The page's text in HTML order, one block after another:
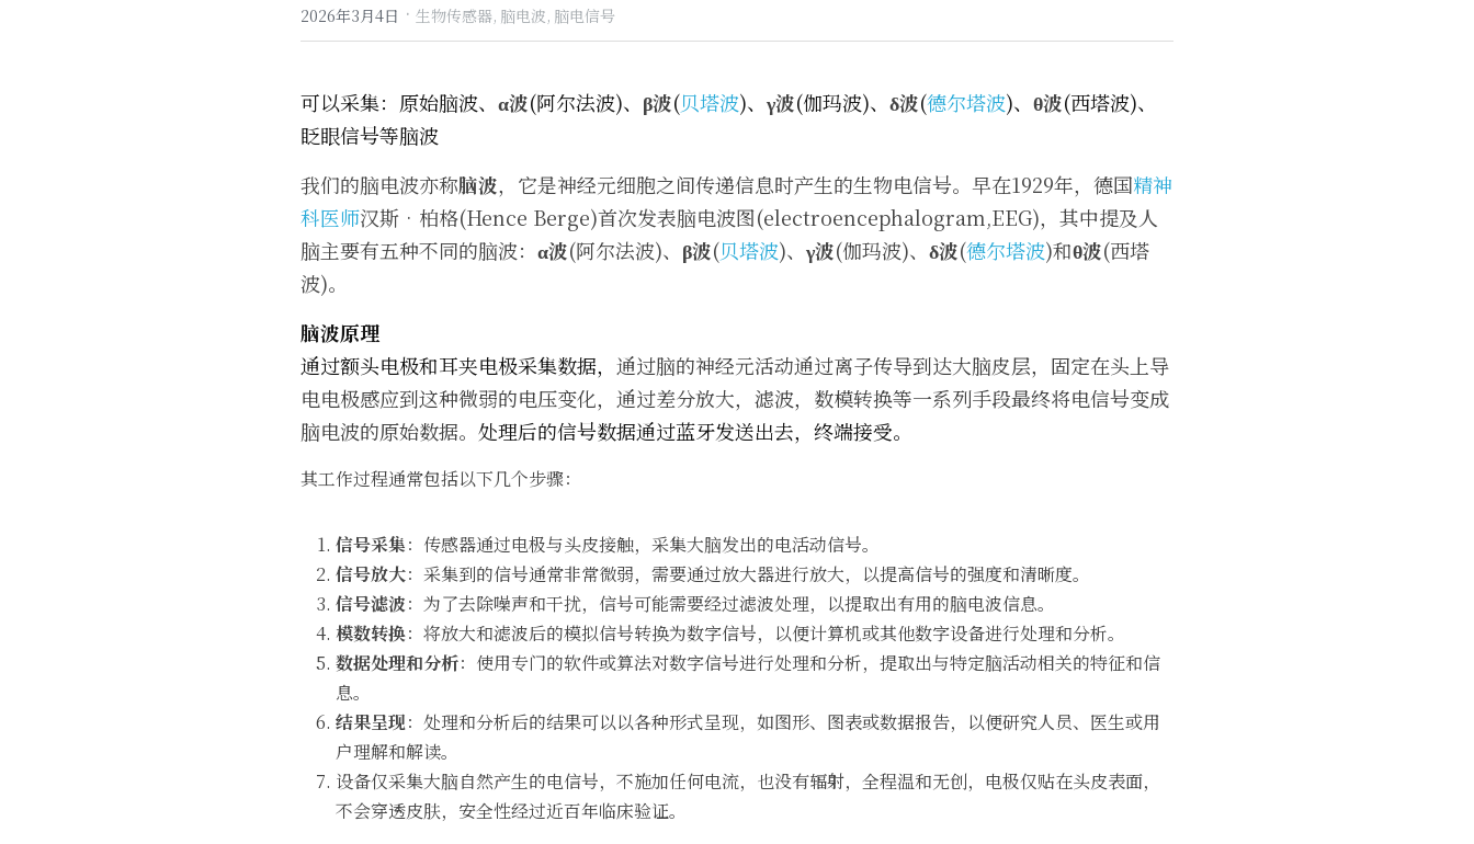
2026年3月4日 · 生物传感器, 脑电波, 脑电信号
可以采集：原始脑波、 α波(阿尔法波)、 β波(贝塔波)、 γ波(伽玛波)、 δ波(德尔塔波)、 θ波(西塔波)、
眨眼信号等脑波
我们的脑电波亦称脑波，它是神经元细胞之间传递信息时产生的生物电信号。早在1929年，德国精神
科医师汉斯‧柏格(Hence Berge)首次发表脑电波图(electroencephalogram,EEG)，其中提及人
脑主要有五种不同的脑波： α波(阿尔法波)、 β波(贝塔波)、 γ波(伽玛波)、 δ波(德尔塔波)和θ波(西塔
波)。
脑波原理
通过额头电极和耳夹电极采集数据， 通过脑的神经元活动通过离子传导到达大脑皮层，固定在头上导
电电极感应到这种微弱的电压变化，通过差分放大，滤波，数模转换等一系列手段最终将电信号变成
脑电波的原始数据。 处理后的信号数据通过蓝牙发送出去，终端接受。
其工作过程通常包括以下几个步骤：
信号采集：传感器通过电极与头皮接触，采集大脑发出的电活动信号。
信号放大：采集到的信号通常非常微弱，需要通过放大器进行放大，以提高信号的强度和清晰度。
信号滤波：为了去除噪声和干扰，信号可能需要经过滤波处理，以提取出有用的脑电波信息。
模数转换：将放大和滤波后的模拟信号转换为数字信号，以便计算机或其他数字设备进行处理和分析。
数据处理和分析：使用专门的软件或算法对数字信号进行处理和分析，提取出与特定脑活动相关的特征和信
息。
结果呈现：处理和分析后的结果可以以各种形式呈现，如图形、图表或数据报告，以便研究人员、医生或用
户理解和解读。
设备仅采集大脑自然产生的电信号，不施加任何电流，也没有辐射，全程温和无创，电极仅贴在头皮表面，
不会穿透皮肤，安全性经过近百年临床验证。